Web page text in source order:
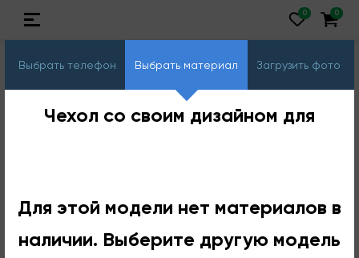
Выбрать телефон Выбрать материал Загрузить фото
Чехол со своим дизайном для
Для этой модели нет материалов в
наличии. Выберите другую модель